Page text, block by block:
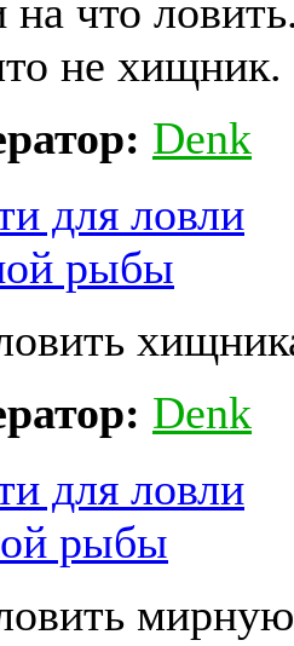
на что
не хищник.
Denk
для ловли
рыбы
Denk
для ловли
рыбы
мирную